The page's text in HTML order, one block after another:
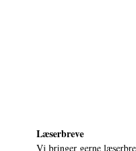
Læserbreve
Vi bringer gerne